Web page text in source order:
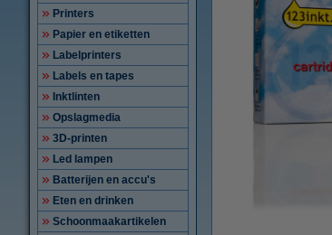
Printers
Papier en etiketten
Labelprinters
Labels en tapes
Inktlinten
Opslagmedia
3D-printen
Led lampen
Batterijen en accu's
Eten en drinken
Schoonmaakartikelen